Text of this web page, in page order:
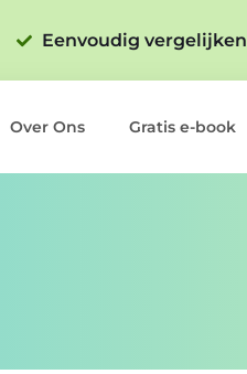
Eenvoudig vergelijken
Over Ons Gratis e-book